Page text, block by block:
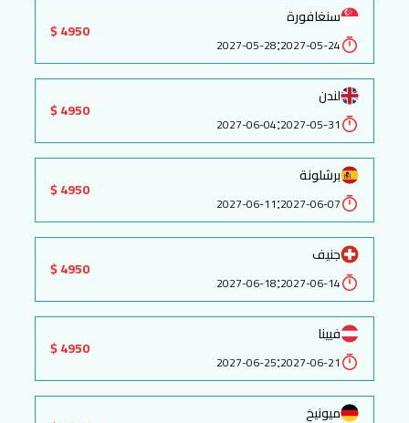
سنغافورة
2027-05-24
:
2027-05-28
4950 $
لندن
2027-05-31
:
2027-06-04
4950 $
برشلونة
2027-06-07
:
2027-06-11
4950 $
جنيف
2027-06-14
:
2027-06-18
4950 $
فيينا
2027-06-21
:
2027-06-25
4950 $
ميونيخ